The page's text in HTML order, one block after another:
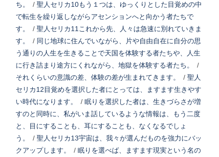
ち。
/ 聖人セリカ10もう１つは、ゆっくりとした目覚めの中
で転生を繰り返しながらアセンションへと向かう者たちで
す。
/ 聖人セリカ11これから先、人々は急速に別れていきま
す。
/ 同じ地球に住んでいながら、片や自由自在に自分の思
う通りの人生を生きることで天国を体験する者たちや、人生
に行き詰まり途方にくれながら、地獄を体験する者たち。
/
それくらいの意識の差、体験の差が生まれてきます。
/ 聖人
セリカ12目覚めを選択した者にとっては、ますます生きやす
い時代になります。
/ 眠りを選択した者は、生きづらさが増
すのと同時に、私がいま話しているような情報は、もう二度
と、目にすることも、耳にすることも、なくなるでしょ
う。
/ 聖人セリカ13宇宙は、我々が選んだものを強力にバッ
クアップします。
/ 眠りを選べば、ますます現実という名の